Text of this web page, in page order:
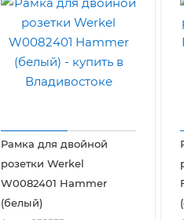
Рамка для двойной
розетки Werkel
W0082401 Hammer
(белый)